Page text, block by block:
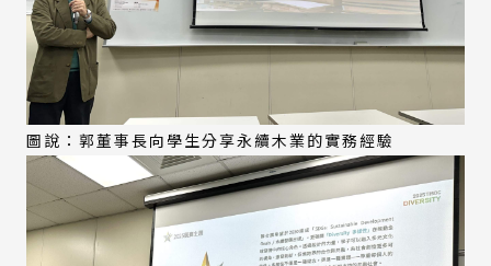
圖說：郭董事長向學生分享永續木業的實務經驗